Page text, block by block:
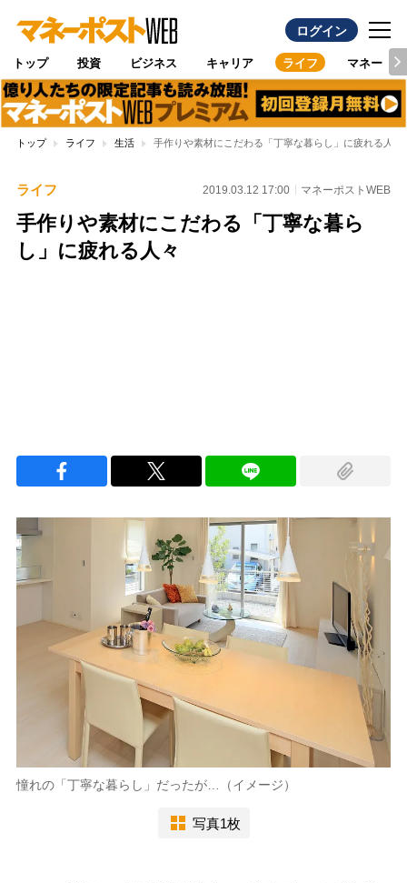
ログイン
トップ 投資 ビジネス キャリア ライフ マネー
トップ ライフ 生活 手作りや素材にこだわる「丁寧な暮らし」に疲れる人々
ライフ 2019.03.12 17:00 マネーポストWEB
手作りや素材にこだわる「丁寧な暮ら
し」に疲れる人々
憧れの「丁寧な暮らし」だったが…（イメージ）
写真1枚